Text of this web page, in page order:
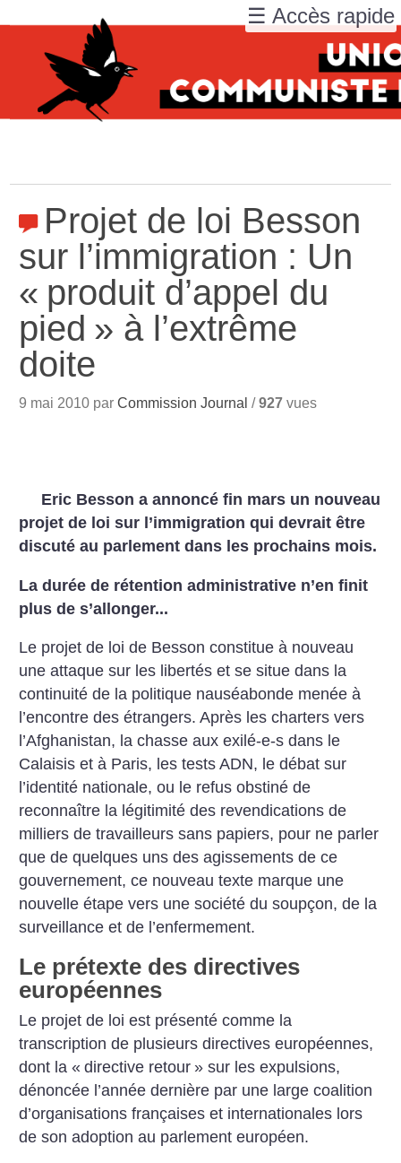
Projet de loi Besson
sur l’immigration : Un
« produit d’appel du
pied » à l’extrême
doite
9 mai 2010 parCommission Journal /927 vues
Eric Besson a annoncé fin mars un nouveau
projet de loi sur l’immigration qui devrait être
discuté au parlement dans les prochains mois.
La durée de rétention administrative n’en finit
plus de s’allonger...
Le projet de loi de Besson constitue à nouveau
une attaque sur les libertés et se situe dans la
continuité de la politique nauséabonde menée à
l’encontre des étrangers. Après les charters vers
l’Afghanistan, la chasse aux exilé-e-s dans le
Calaisis et à Paris, les tests ADN, le débat sur
l’identité nationale, ou le refus obstiné de
reconnaître la légitimité des revendications de
milliers de travailleurs sans papiers, pour ne parler
que de quelques uns des agissements de ce
gouvernement, ce nouveau texte marque une
nouvelle étape vers une société du soupçon, de la
surveillance et de l’enfermement.
Le prétexte des directives
européennes
Le projet de loi est présenté comme la
transcription de plusieurs directives européennes,
dont la « directive retour » sur les expulsions,
dénoncée l’année dernière par une large coalition
d’organisations françaises et internationales lors
de son adoption au parlement européen.
☰ Accès rapide